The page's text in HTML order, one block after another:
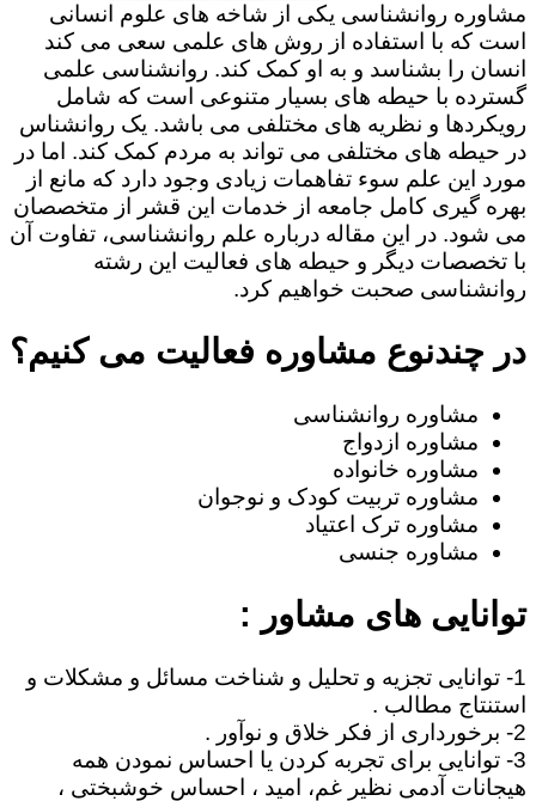
مشاوره روانشناسی یکی از شاخه های علوم انسانی
است که با استفاده از روش های علمی سعی می کند
انسان را بشناسد و به او کمک کند. روانشناسی علمی
گسترده با حیطه های بسیار متنوعی است که شامل
رویکردها و نظریه های مختلفی می باشد. یک روانشناس
در حیطه های مختلفی می تواند به مردم کمک کند. اما در
مورد این علم سوء تفاهمات زیادی وجود دارد که مانع از
بهره گیری کامل جامعه از خدمات این قشر از متخصصان
می شود. در این مقاله درباره علم روانشناسی، تفاوت آن
با تخصصات دیگر و حیطه های فعالیت این رشته
روانشناسی صحبت خواهیم کرد.
در چندنوع مشاوره فعالیت می کنیم؟
مشاوره روانشناسی
مشاوره ازدواج
مشاوره خانواده
مشاوره تربیت کودک و نوجوان
مشاوره ترک اعتیاد
مشاوره جنسی
توانایی های مشاور :
1- توانایی تجزیه و تحلیل و شناخت مسائل و مشکلات و
استنتاج مطالب .
2- برخورداری از فکر خلاق و نوآور .
3- توانایی برای تجربه کردن یا احساس نمودن همه
هیجانات آدمی نظیر غم، امید ، احساس خوشبختی ،